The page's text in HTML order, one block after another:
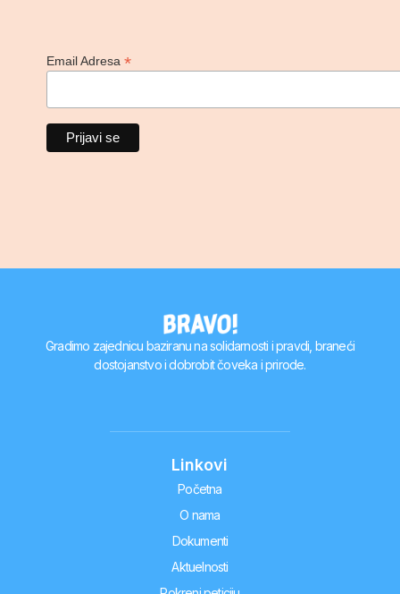
Email Adresa*
Gradimo zajednicu baziranu na solidarnosti i pravdi, braneći
dostojanstvo i dobrobit čoveka i prirode.
Linkovi
Početna
O nama
Dokumenti
Aktuelnosti